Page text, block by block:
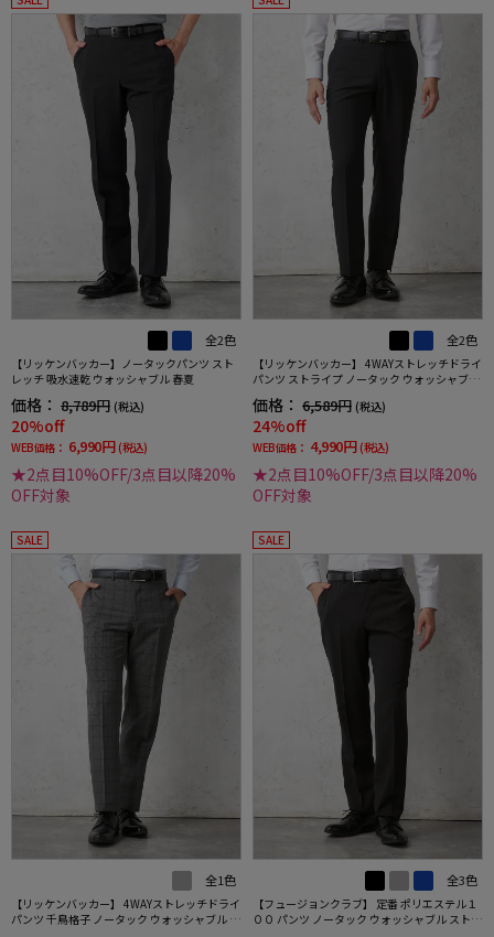
全2色
【リッケンバッカー】ノータックパンツ スト
レッチ 吸水速乾 ウォッシャブル 春夏
価格： 8,789円 (税込)
20%off
WEB価格： 6,990円 (税込)
★2点目10%OFF/3点目以降20%
OFF対象
全2色
【リッケンバッカー】 4WAYストレッチドライ
パンツ ストライプ ノータック ウォッシャブル
価格： 6,589円 (税込)
24%off
WEB価格： 4,990円 (税込)
★2点目10%OFF/3点目以降20%
OFF対象
SALE
全1色
【リッケンバッカー】 4WAYストレッチドライ
パンツ 千鳥格子 ノータック ウォッシャブル 春
SALE
全3色
【フュージョンクラブ】 定番 ポリエステル１
００ パンツ ノータック ウォッシャブル ストレ